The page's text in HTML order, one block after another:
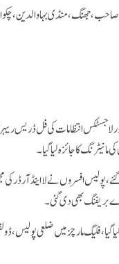
صاحب، جھنگ، منڈی بہاوالدین،
لاجسٹکس انتظامات کی فل ڈریس
کا جائزہ لیا گیا۔
افسروں نے لا اینڈ آرڈر
بریفنگ بھی دی گئی۔
گیا، فلیگ مارچز میں ضلعی پولیس،